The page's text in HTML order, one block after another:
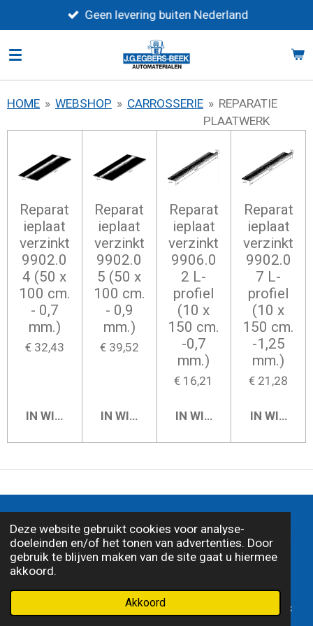
Deze website gebruikt cookies voor analyse-
doeleinden en/of het tonen van advertenties. Door
gebruik te blijven maken van de site gaat u hiermee
akkoord.
Akkoord
direct
naar
Geen levering buiten Nederland
HOME » WEBSHOP » CARROSSERIE » REPARATIE
PLAATWERK
Reparat
ieplaat
verzinkt
9902.0
4 (50 x
100 cm.
- 0,7
mm.)
€ 32,43
IN WINKELWAGEN
Reparat
ieplaat
verzinkt
9902.0
5 (50 x
100 cm.
- 0,9
mm.)
€ 39,52
IN WINKELWAGEN
Reparat
ieplaat
verzinkt
9906.0
2 L-
profiel
(10 x
150 cm.
-0,7
mm.)
€ 16,21
IN WINKELWAGEN
Reparat
ieplaat
verzinkt
9902.0
7 L-
profiel
(10 x
150 cm.
-1,25
mm.)
€ 21,28
IN
voorwaarden
| Disclamer|Privacy statemant
Alle genoemde prijzen zijn inclusief 21% BTW
Telefoonnummer Facebook